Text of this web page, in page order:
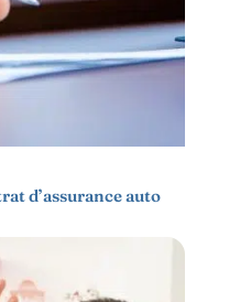
d’assurance auto